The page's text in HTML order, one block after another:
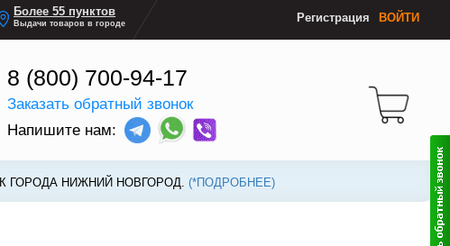
Более 55 пунктов
Выдачи товаров в городе Регистрация ВОЙТИ
8 (800) 700-94-17
Заказать обратный звонок
Напишите нам:
ГОРОДА НИЖНИЙ НОВГОРОД. (*ПОДРОБНЕЕ)